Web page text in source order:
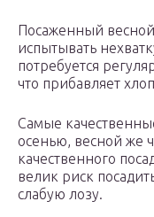
Посаженный
испытывать
потребуется
что прибавляет
Самые
осенью, весной же
качественного
велик риск
слабую лозу.